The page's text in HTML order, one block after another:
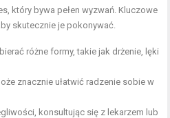
który bywa pełen wyzwań. Kluczowe
skutecznie je pokonywać.
różne formy, takie jak drżenie, lęki
znacznie ułatwić radzenie sobie w
konsultując się z lekarzem lub